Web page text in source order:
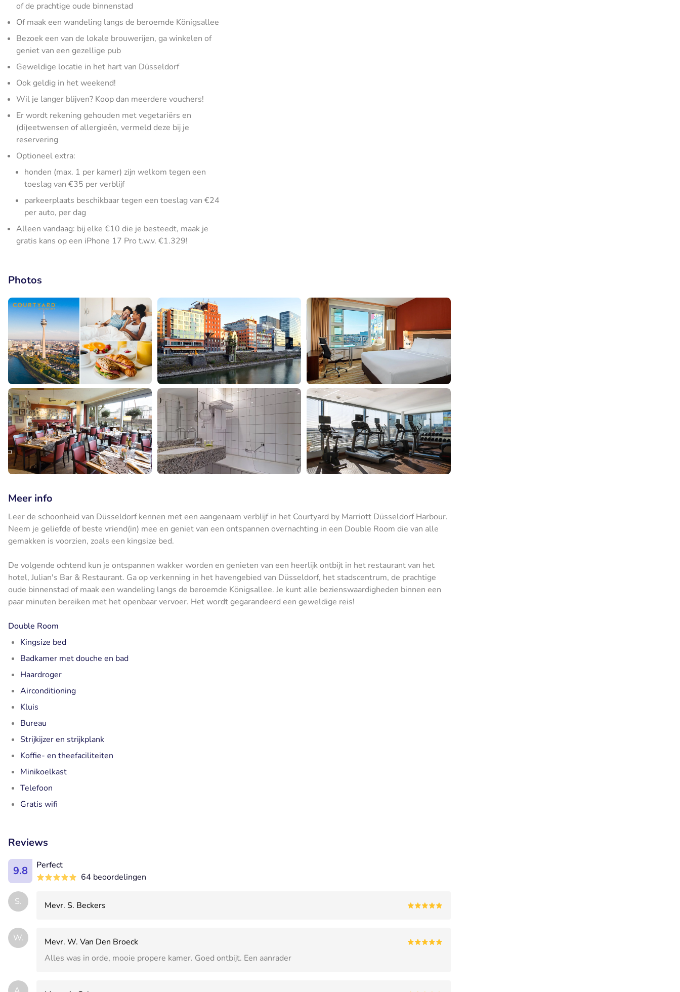
of de prachtige oude binnenstad
Of maak een wandeling langs de beroemde Königsallee
Bezoek een van de lokale brouwerijen, ga winkelen of
geniet van een gezellige pub
Geweldige locatie in het hart van Düsseldorf
Ook geldig in het weekend!
Wil je langer blijven? Koop dan meerdere vouchers!
Er wordt rekening gehouden met vegetariërs en
(di)eetwensen of allergieën, vermeld deze bij je
reservering
Optioneel extra:
honden (max. 1 per kamer) zijn welkom tegen een
toeslag van €35 per verblijf
parkeerplaats beschikbaar tegen een toeslag van €24
per auto, per dag
Alleen vandaag: bij elke €10 die je besteedt, maak je
gratis kans op een iPhone 17 Pro t.w.v. €1.329!
Photos
Meer info
Leer de schoonheid van Düsseldorf kennen met een aangenaam verblijf in het Courtyard by Marriott Düsseldorf Harbour.
Neem je geliefde of beste vriend(in) mee en geniet van een ontspannen overnachting in een Double Room die van alle
gemakken is voorzien, zoals een kingsize bed.
De volgende ochtend kun je ontspannen wakker worden en genieten van een heerlijk ontbijt in het restaurant van het
hotel, Julian's Bar & Restaurant. Ga op verkenning in het havengebied van Düsseldorf, het stadscentrum, de prachtige
oude binnenstad of maak een wandeling langs de beroemde Königsallee. Je kunt alle bezienswaardigheden binnen een
paar minuten bereiken met het openbaar vervoer. Het wordt gegarandeerd een geweldige reis!
Double Room
Kingsize bed
Badkamer met douche en bad
Haardroger
Airconditioning
Kluis
Bureau
Strijkijzer en strijkplank
Koffie- en theefaciliteiten
Minikoelkast
Telefoon
Gratis wifi
Reviews
9.8
Perfect
64 beoordelingen
S. Mevr. S. Beckers
W.
Mevr. W. Van Den Broeck
Alles was in orde, mooie propere kamer. Goed ontbijt. Een aanrader